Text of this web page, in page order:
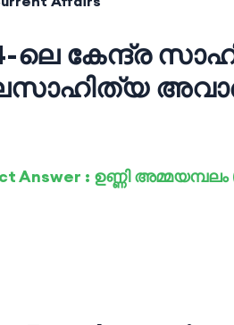
ലെ കേന്ദ്ര
Answer : ഉണ്ണി